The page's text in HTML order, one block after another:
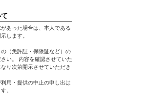
あった場合は、本人である
します。
（免許証・保険証など）の
い。 内容を確認させていた
り次第開示させていただき
用・提供の中止の申し出は
。